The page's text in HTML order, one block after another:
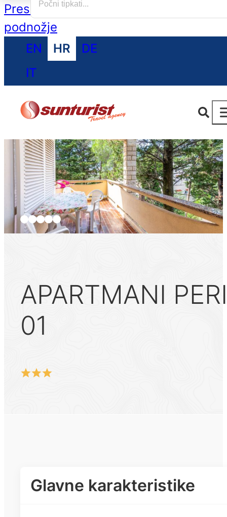
Preskoči na glavni sadržaj
podnožje
EN
HR
DE
IT
APARTMANI
01
Glavne karakteristike